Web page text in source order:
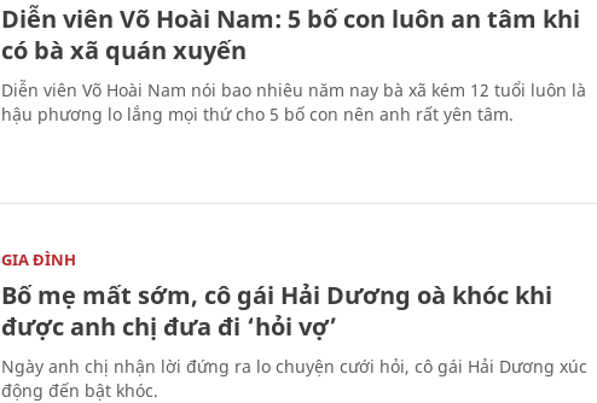
Diễn viên Võ Hoài Nam: 5 bố con luôn an tâm khi
có bà xã quán xuyến
Diễn viên Võ Hoài Nam nói bao nhiêu năm nay bà xã kém 12 tuổi luôn là
hậu phương lo lắng mọi thứ cho 5 bố con nên anh rất yên tâm.
GIA ĐÌNH
Bố mẹ mất sớm, cô gái Hải Dương oà khóc khi
được anh chị đưa đi ‘hỏi vợ’
Ngày anh chị nhận lời đứng ra lo chuyện cưới hỏi, cô gái Hải Dương xúc
động đến bật khóc.